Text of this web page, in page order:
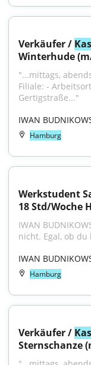
Verkäufer /
Winterhude
"...mittags,
Filiale: -
Gertigstraße..."
IWAN
Hamburg
Werkstudent
18 Std/Woche
IWAN
nicht. Egal, ob
IWAN
Hamburg
Verkäufer /
Sternschanze